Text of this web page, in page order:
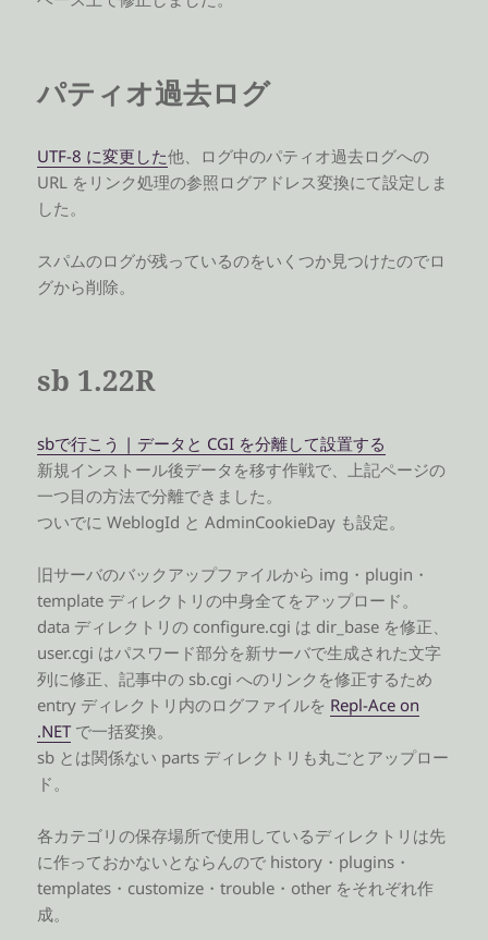
パティオ過去ログ
UTF-8 に変更した他、ログ中のパティオ過去ログへの
URL をリンク処理の参照ログアドレス変換にて設定しま
した。
スパムのログが残っているのをいくつか見つけたのでロ
グから削除。
sb 1.22R
sbで行こう | データと CGI を分離して設置する
新規インストール後データを移す作戦で、上記ページの
一つ目の方法で分離できました。
ついでに WeblogId と AdminCookieDay も設定。
旧サーバのバックアップファイルから img・plugin・
template ディレクトリの中身全てをアップロード。
data ディレクトリの configure.cgi は dir_base を修正、
user.cgi はパスワード部分を新サーバで生成された文字
列に修正、記事中の sb.cgi へのリンクを修正するため
entry ディレクトリ内のログファイルを Repl-Ace on
.NET で一括変換。
sb とは関係ない parts ディレクトリも丸ごとアップロー
ド。
各カテゴリの保存場所で使用しているディレクトリは先
に作っておかないとならんので history・plugins・
templates・customize・trouble・other をそれぞれ作
成。